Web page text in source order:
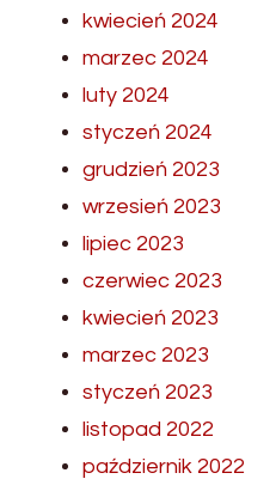
kwiecień 2024
marzec 2024
luty 2024
styczeń 2024
grudzień 2023
wrzesień 2023
lipiec 2023
czerwiec 2023
kwiecień 2023
marzec 2023
styczeń 2023
listopad 2022
październik 2022